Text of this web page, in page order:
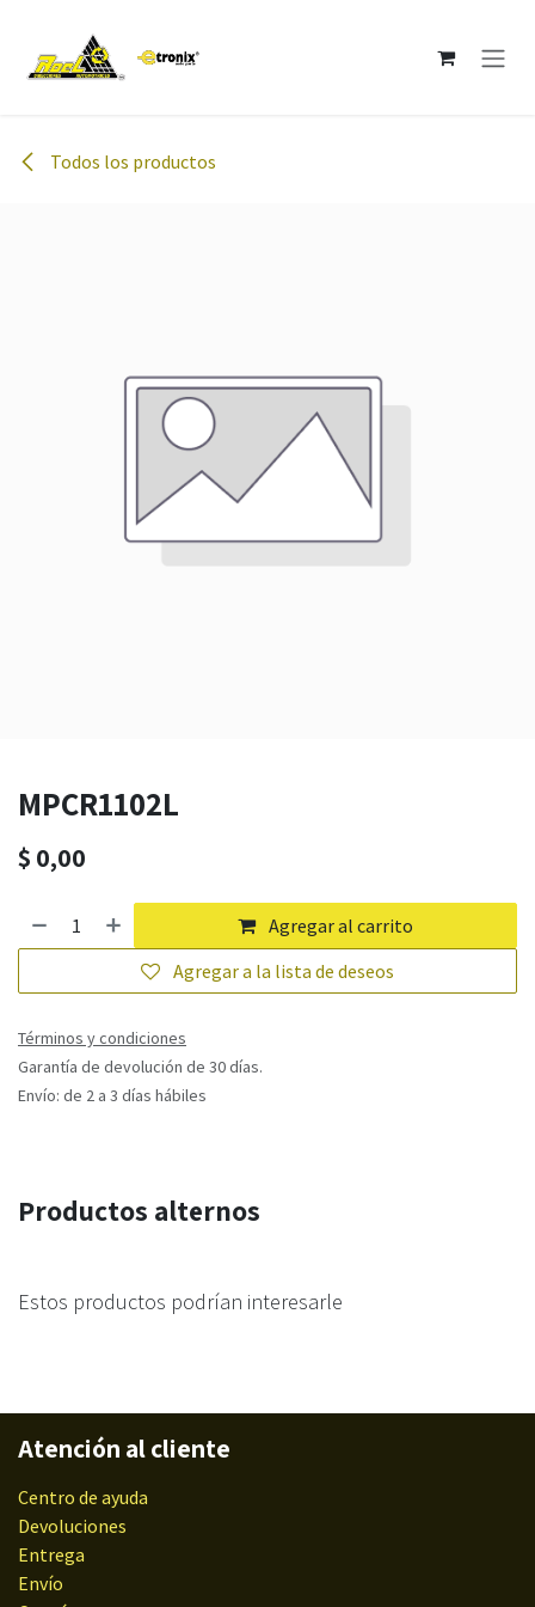
Todos los productos
MPCR1102L
$ 0,00
Agregar al carrito
Agregar a la lista de deseos
Términos y condiciones
Garantía de devolución de 30 días.
Envío: de 2 a 3 días hábiles
Productos alternos
Estos productos podrían interesarle
Atención al cliente
Centro de ayuda
Devoluciones
Entrega
Envío